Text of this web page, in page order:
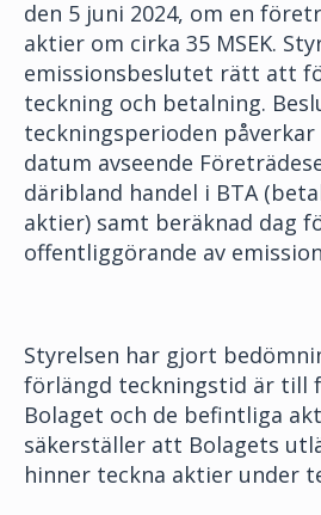
den 5 juni 2024, om en
aktier om cirka 35 MSEK.
emissionsbeslutet rätt att
teckning och betalning.
teckningsperioden påverkar
datum avseende
däribland handel i BTA
aktier) samt beräknad dag
offentliggörande av
Styrelsen har gjort
förlängd teckningstid är till
Bolaget och de befintliga
säkerställer att Bolagets
hinner teckna aktier under